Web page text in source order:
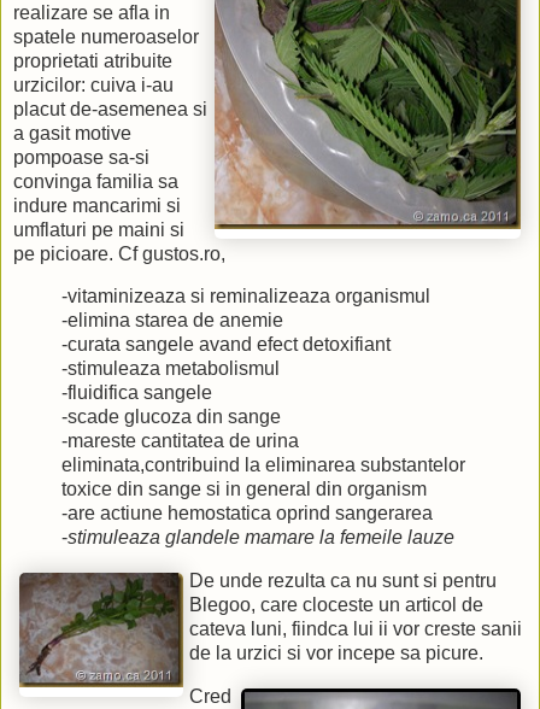
realizare se afla in
spatele numeroaselor
proprietati atribuite
urzicilor: cuiva i-au
placut de-asemenea si
a gasit motive
pompoase sa-si
convinga familia sa
indure mancarimi si
umflaturi pe maini si
pe picioare. Cf gustos.ro,
-vitaminizeaza si reminalizeaza organismul
-elimina starea de anemie
-curata sangele avand efect detoxifiant
-stimuleaza metabolismul
-fluidifica sangele
-scade glucoza din sange
-mareste cantitatea de urina
eliminata,contribuind la eliminarea substantelor
toxice din sange si in general din organism
-are actiune hemostatica oprind sangerarea
-stimuleaza glandele mamare la femeile lauze
De unde rezulta ca nu sunt si pentru
Blegoo, care cloceste un articol de
cateva luni, fiindca lui ii vor creste sanii
de la urzici si vor incepe sa picure.
Cred